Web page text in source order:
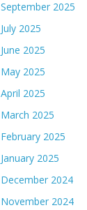
September 2025
July 2025
June 2025
May 2025
April 2025
March 2025
February 2025
January 2025
December 2024
November 2024